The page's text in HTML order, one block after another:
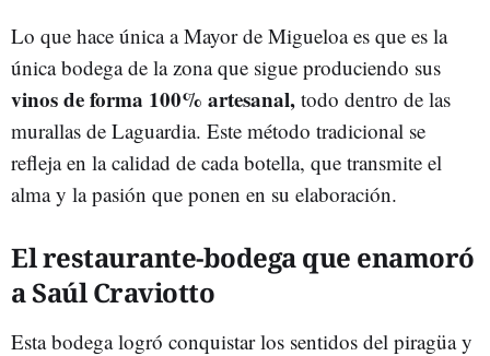
Lo que hace única a Mayor de Migueloa es que es la
única bodega de la zona que sigue produciendo sus
vinos de forma 100% artesanal, todo dentro de las
murallas de Laguardia. Este método tradicional se
refleja en la calidad de cada botella, que transmite el
alma y la pasión que ponen en su elaboración.
El restaurante-bodega que enamoró
a Saúl Craviotto
Esta bodega logró conquistar los sentidos del piragüa y